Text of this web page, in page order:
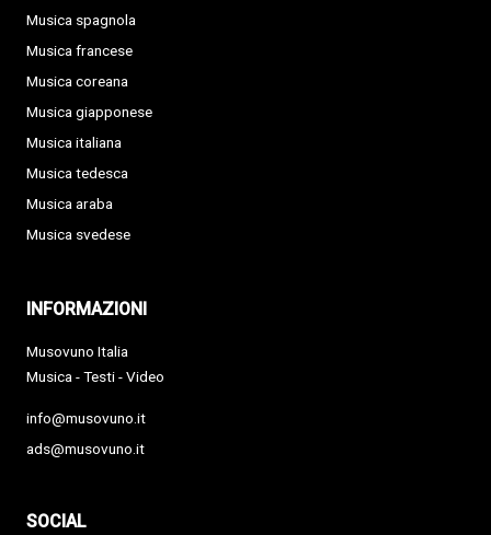
Musica spagnola
Musica francese
Musica coreana
Musica giapponese
Musica italiana
Musica tedesca
Musica araba
Musica svedese
INFORMAZIONI
Musovuno Italia
Musica - Testi - Video
info@musovuno.it
ads@musovuno.it
SOCIAL